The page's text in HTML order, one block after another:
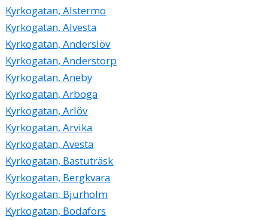
Kyrkogatan, Alstermo
Kyrkogatan, Alvesta
Kyrkogatan, Anderslöv
Kyrkogatan, Anderstorp
Kyrkogatan, Aneby
Kyrkogatan, Arboga
Kyrkogatan, Arlöv
Kyrkogatan, Arvika
Kyrkogatan, Avesta
Kyrkogatan, Bastuträsk
Kyrkogatan, Bergkvara
Kyrkogatan, Bjurholm
Kyrkogatan, Bodafors